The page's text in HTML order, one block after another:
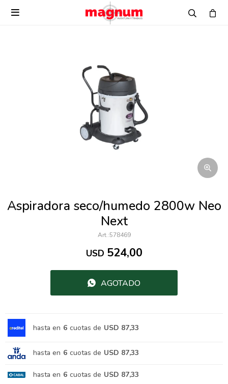

Aspiradora seco/humedo 2800w Neo
Next
578469
USD 524,00
AGOTADO
hasta en 6 cuotas de USD 87,33
hasta en 6 cuotas de USD 87,33
hasta en 6 cuotas de USD 87,33